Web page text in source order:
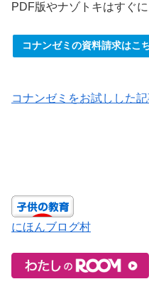
PDF版やナゾトキはすぐに
コナンゼミの資料請求はこ
コナンゼミをお試しした
にほんブログ村